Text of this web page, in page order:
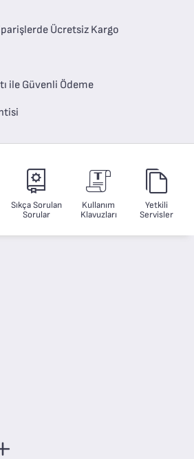
Ücretsiz Kargo
ile Güvenli Ödeme
Sıkça Sorulan
Sorular
Kullanım
Klavuzları
Yetkili
Servisler